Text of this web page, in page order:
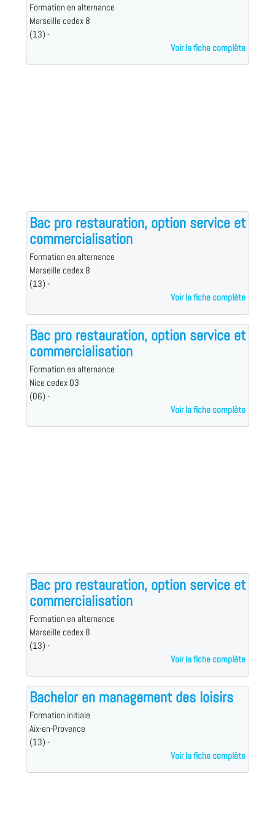
Formation en alternance
Marseille cedex 8
(13) -
Voir la fiche complète
Bac pro restauration, option service et
commercialisation
Formation en alternance
Marseille cedex 8
(13) -
Voir la fiche complète
Bac pro restauration, option service et
commercialisation
Formation en alternance
Nice cedex 03
(06) -
Voir la fiche complète
Bac pro restauration, option service et
commercialisation
Formation en alternance
Marseille cedex 8
(13) -
Voir la fiche complète
Bachelor en management des loisirs
Formation initiale
Aix-en-Provence
(13) -
Voir la fiche complète